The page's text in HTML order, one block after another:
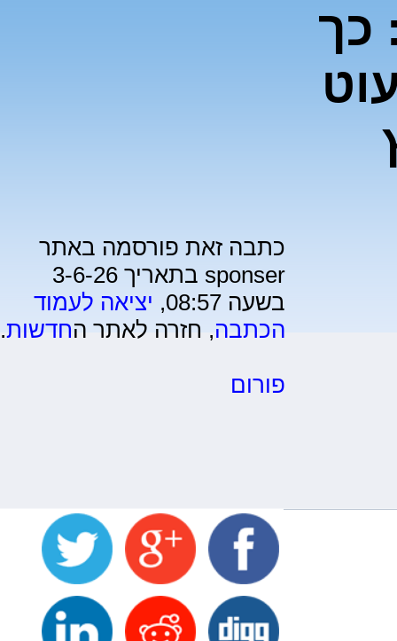
כך
כתבה זאת פורסמה באתר
sponser בתאריך 3-6-26
בשעה 08:57,
יציאה לעמוד
הכתבה, חזרה לאתר החדשות.
פורום